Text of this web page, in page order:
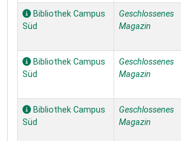
Bibliothek Campus
Süd
Geschlossenes
Magazin
Bibliothek Campus
Süd
Geschlossenes
Magazin
Bibliothek Campus
Süd
Geschlossenes
Magazin